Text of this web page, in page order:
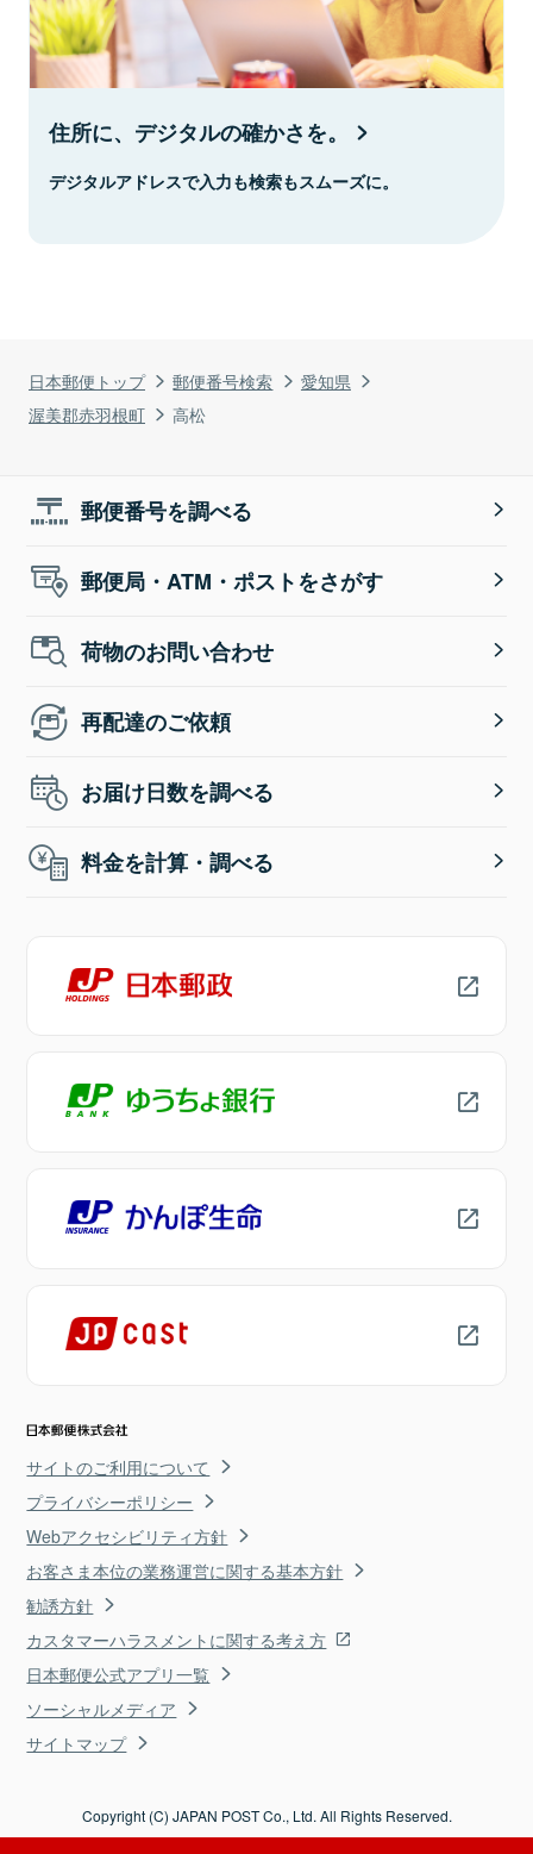
日本郵便トップ 郵便番号検索
愛知県
渥美郡赤羽根町
高松
住所に、デジタルの確かさを。
デジタルアドレスで入力も検索もスムーズに。
郵便番号を調べる
郵便局・ATM・ポストをさがす
荷物のお問い合わせ
再配達のご依頼
お届け日数を調べる
料金を計算・調べる
サイトのご利用について
プライバシーポリシー
Webアクセシビリティ方針
お客さま本位の業務運営に関する基本方針
勧誘方針
カスタマーハラスメントに関する考え方
日本郵便公式アプリ一覧
ソーシャルメディア
サイトマップ
Copyright (C) JAPAN POST Co., Ltd. All Rights Reserved.